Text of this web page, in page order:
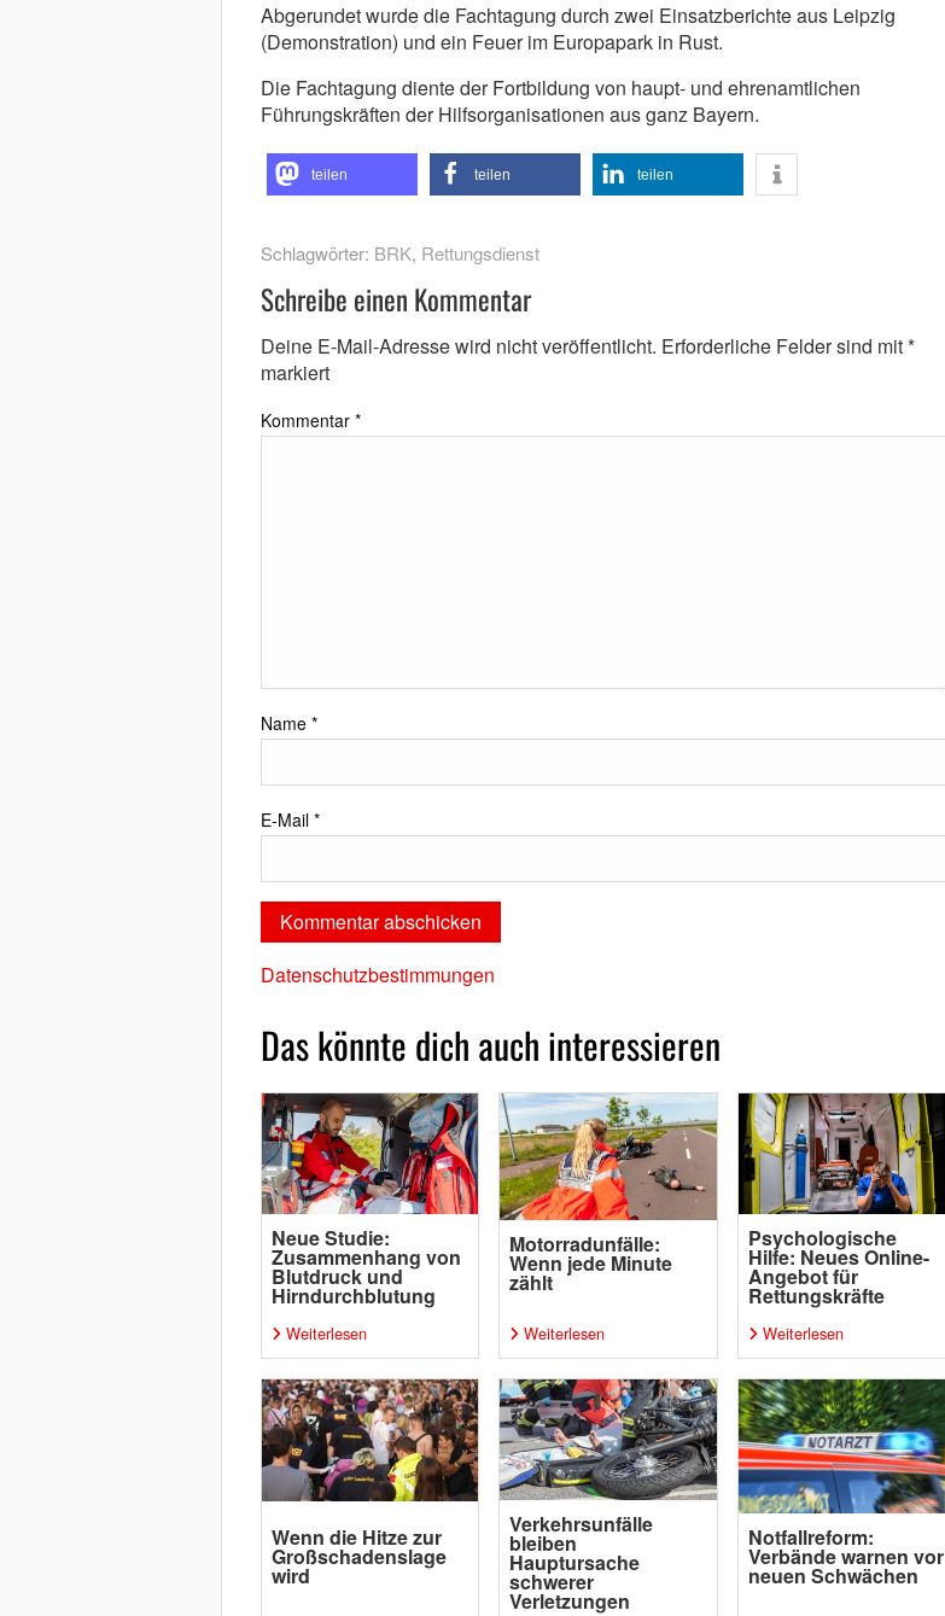
Abgerundet wurde die Fachtagung durch zwei Einsatzberichte aus Leipzig
(Demonstration) und ein Feuer im Europapark in Rust.
Die Fachtagung diente der Fortbildung von haupt- und ehrenamtlichen
Führungskräften der Hilfsorganisationen aus ganz Bayern.
teilen teilen teilen
Schlagwörter: BRK, Rettungsdienst
Schreibe einen Kommentar
Deine E-Mail-Adresse wird nicht veröffentlicht. Erforderliche Felder sind mit*
markiert
Kommentar *
Name *
E-Mail *
Datenschutzbestimmungen
Das könnte dich auch interessieren
Neue Studie:
Zusammenhang von
Blutdruck und
Hirndurchblutung
Weiterlesen
Motorradunfälle:
Wenn jede Minute
zählt
Weiterlesen
Psychologische
Hilfe: Neues Online-
Angebot für
Rettungskräfte
Weiterlesen
Wenn die Hitze zur
Großschadenslage
wird
Verkehrsunfälle
bleiben
Hauptursache
schwerer
Verletzungen
Notfallreform:
Verbände warnen vor
neuen Schwächen